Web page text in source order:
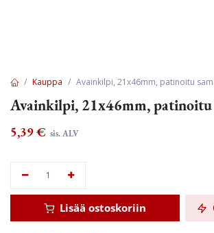
Kauppa Avainkilpi, 21x46mm, patinoitu
Avainkilpi, 21x46mm, patinoitu
5,39€ sis. ALV
Lisää ostoskoriin